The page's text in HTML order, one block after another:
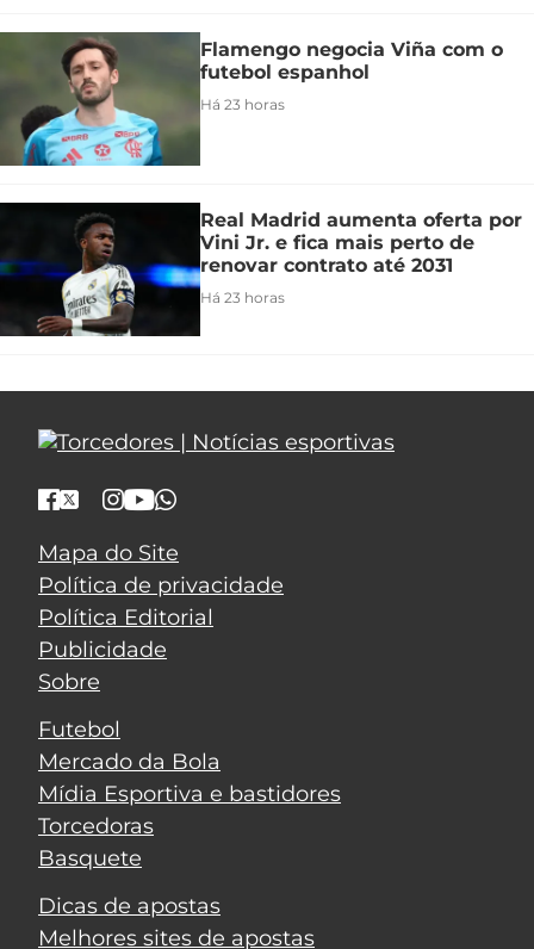
Flamengo negocia Viña com o
futebol espanhol
Há 23 horas
Real Madrid aumenta oferta por
Vini Jr. e fica mais perto de
renovar contrato até 2031
Há 23 horas
Mapa do Site
Política de privacidade
Política Editorial
Publicidade
Sobre
Futebol
Mercado da Bola
Mídia Esportiva e bastidores
Torcedoras
Basquete
Dicas de apostas
Melhores sites de apostas